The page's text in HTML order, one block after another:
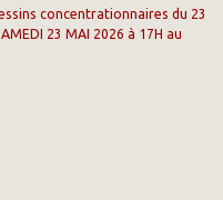
concentrationnaires du 23
23 MAI 2026 à 17H au